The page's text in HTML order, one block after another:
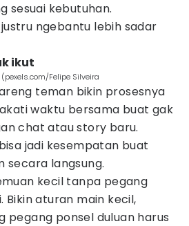
sesuai kebutuhan.
ngebantu lebih sadar
ikut
Felipe Silveira
teman bikin prosesnya
waktu bersama buat gak
chat atau story baru.
jadi kesempatan buat
secara langsung.
kecil tanpa pegang
Bikin aturan main kecil,
pegang ponsel duluan harus